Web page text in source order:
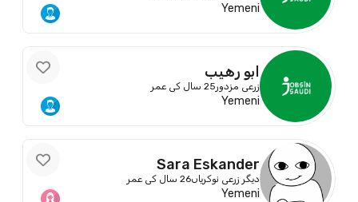
Yemeni
ابو رهيب
زرعی مزدور25 سال کی عمر
Yemeni
Sara Eskander
دیگر زرعی نوکریاں26 سال کی عمر
Yemeni